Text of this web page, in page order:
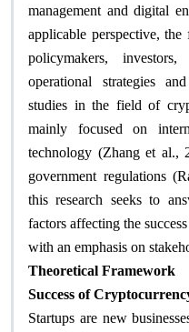
management and digital
applicable perspective,
policymakers,
operational strategies
studies in the field of
mainly focused on
technology (Zhang et al.,
government regulations
this research seeks to
factors affecting the
with an emphasis on
Theoretical Framework
Success of
Startups are new